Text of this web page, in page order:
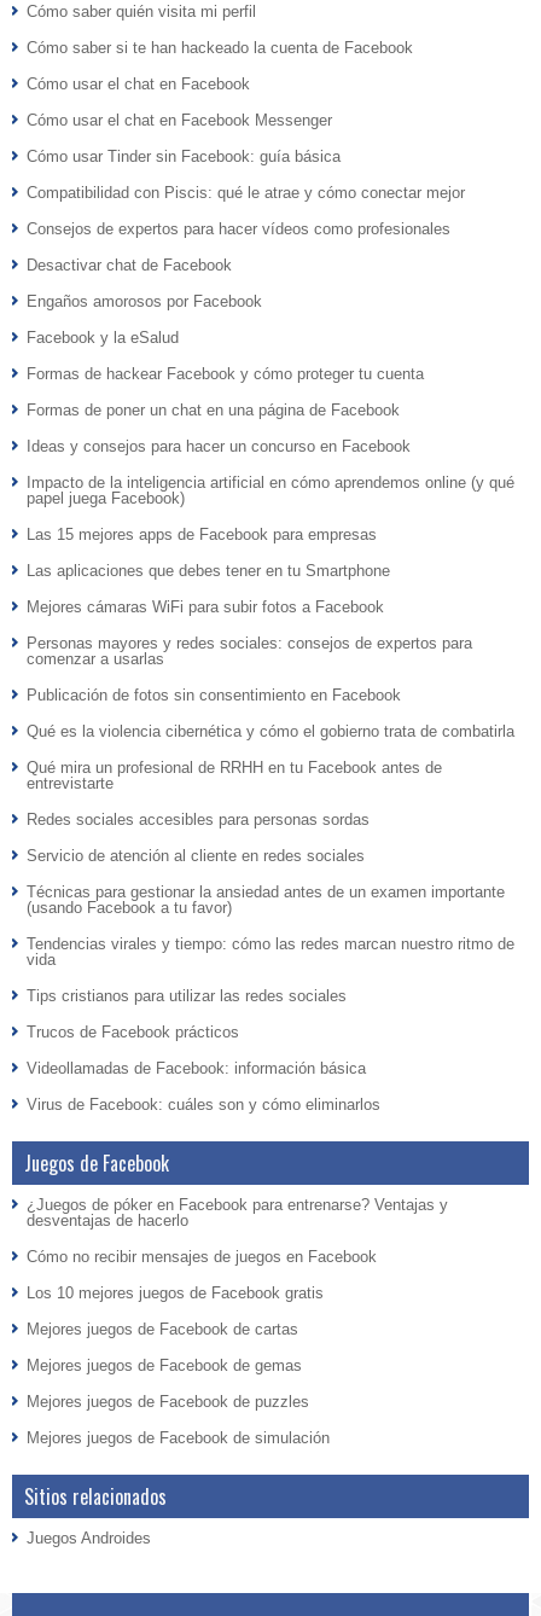
Cómo saber quién visita mi perfil
Cómo saber si te han hackeado la cuenta de Facebook
Cómo usar el chat en Facebook
Cómo usar el chat en Facebook Messenger
Cómo usar Tinder sin Facebook: guía básica
Compatibilidad con Piscis: qué le atrae y cómo conectar mejor
Consejos de expertos para hacer vídeos como profesionales
Desactivar chat de Facebook
Engaños amorosos por Facebook
Facebook y la eSalud
Formas de hackear Facebook y cómo proteger tu cuenta
Formas de poner un chat en una página de Facebook
Ideas y consejos para hacer un concurso en Facebook
Impacto de la inteligencia artificial en cómo aprendemos online (y qué
papel juega Facebook)
Las 15 mejores apps de Facebook para empresas
Las aplicaciones que debes tener en tu Smartphone
Mejores cámaras WiFi para subir fotos a Facebook
Personas mayores y redes sociales: consejos de expertos para
comenzar a usarlas
Publicación de fotos sin consentimiento en Facebook
Qué es la violencia cibernética y cómo el gobierno trata de combatirla
Qué mira un profesional de RRHH en tu Facebook antes de
entrevistarte
Redes sociales accesibles para personas sordas
Servicio de atención al cliente en redes sociales
Técnicas para gestionar la ansiedad antes de un examen importante
(usando Facebook a tu favor)
Tendencias virales y tiempo: cómo las redes marcan nuestro ritmo de
vida
Tips cristianos para utilizar las redes sociales
Trucos de Facebook prácticos
Videollamadas de Facebook: información básica
Virus de Facebook: cuáles son y cómo eliminarlos
Juegos de Facebook
¿Juegos de póker en Facebook para entrenarse? Ventajas y
desventajas de hacerlo
Cómo no recibir mensajes de juegos en Facebook
Los 10 mejores juegos de Facebook gratis
Mejores juegos de Facebook de cartas
Mejores juegos de Facebook de gemas
Mejores juegos de Facebook de puzzles
Mejores juegos de Facebook de simulación
Sitios relacionados
Juegos Androides